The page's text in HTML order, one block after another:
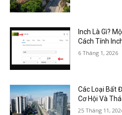
Inch Là Gì?
Cách Tính
6 Tháng 1, 2026
Các Loại Bất
Cơ Hội Và
25 Tháng 11,